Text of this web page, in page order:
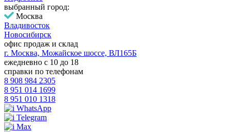
выбранный город:
Москва
Владивосток
Новосибирск
офис продаж и склад
г. Москва, Можайское шоссе, ВЛ165Б
ежедневно с 10 до 18
справки по телефонам
8 908 984 2305
8 951 014 1699
8 951 010 1318
WhatsApp
Telegram
Max